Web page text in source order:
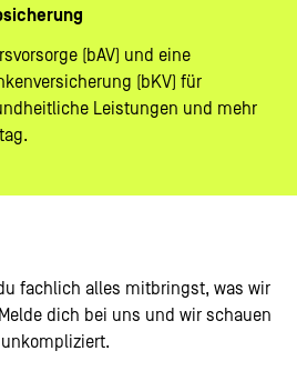
(bAV) und eine
(bKV) für
Leistungen und mehr
fachlich alles mitbringst, was wir
dich bei uns und wir schauen